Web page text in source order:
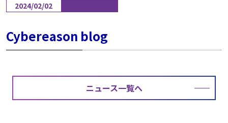
2024/02/02
Cybereason blog
ニュース一覧へ